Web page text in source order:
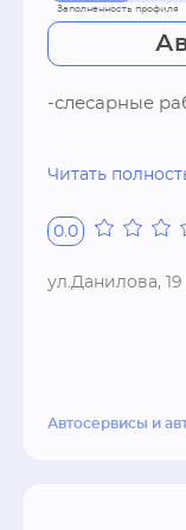
-слесарные
-
неисправности
-тормозная
Читать
0.0
ул.Данилова, 19
Автосервисы и